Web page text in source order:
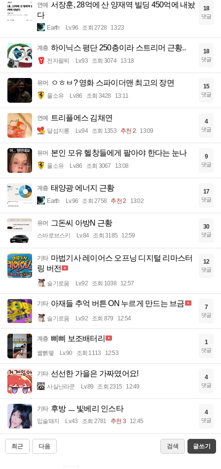
연예
서장훈, 28억에 산 양재역 빌딩 450억에 내놨
다
Earth Lv.96 조회 2728 13:23
18
댓글
계층 하이닉스 평단 250층이라 스트리머 근황..
전자팔찌 Lv.93 조회 3074 13:18
18
댓글
유머 ㅇㅎㅂ? 영화 스파이더맨 최고의 장면
풀소유 Lv.86 조회 3428 13:11
15
댓글
연예 트리플에스 김채연
달섭지롱 Lv.94 조회 1353 추천 2 13:09
4
댓글
유머 본인 모유 헬창들에게 팔아야 한다는 눈나
풀소유 Lv.86 조회 3067 13:08
9
댓글
계층 태양광 에너지 근황
Earth Lv.96 조회 2758 추천 2 13:02
17
댓글
유머 그돈씨 아방N 근황
스바로브스키 Lv.84 조회 3185 12:59
30
댓글
기타 마법기사 레이어스 오프닝 디지털 리마스터
링 버전
슬기로움 Lv.92 조회 1038 12:57
12
댓글
기타 아재들 추억 버튼 ON 누르게 만드는 브금
슬기로움 Lv.92 조회 879 12:54
7
댓글
계층 삐삐 보조배터리
꿻뻵뗗 Lv.90 조회 1113 12:53
1
댓글
기타 선선한 가을은 가짜였어요!
사실난라쿤 Lv.89 조회 2315 12:49
4
댓글
기타 후방 ㅡ 빛베리 인스타
입술돼지 Lv.43 조회 2781 추천 3 12:45
4
댓글
최근 다음 검색 글쓰기